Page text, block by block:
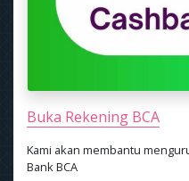
Buka Rekening BCA
Kami akan membantu
Bank BCA